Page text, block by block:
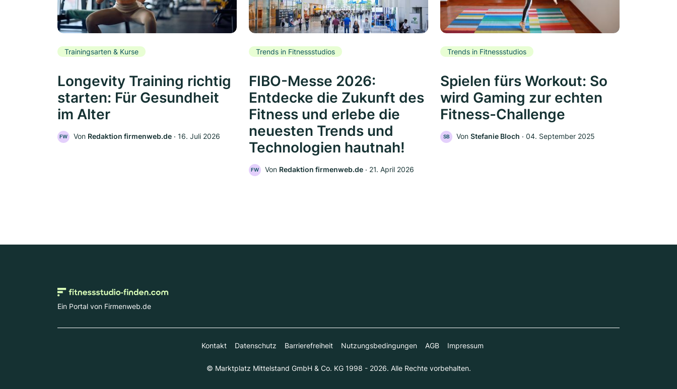
Trainingsarten & Kurse
Longevity Training richtig
starten: Für Gesundheit
im Alter
FW Von Redaktion firmenweb.de ‧ 16. Juli 2026
Trends in Fitnessstudios
FIBO-Messe 2026:
Entdecke die Zukunft des
Fitness und erlebe die
neuesten Trends und
Technologien hautnah!
FW Von Redaktion firmenweb.de ‧ 21. April 2026
Trends in Fitnessstudios
Spielen fürs Workout: So
wird Gaming zur echten
Fitness-Challenge
SB Von Stefanie Bloch ‧ 04. September 2025
Ein Portal von Firmenweb.de
Kontakt Datenschutz Barrierefreiheit Nutzungsbedingungen AGB Impressum
© Marktplatz Mittelstand GmbH & Co. KG 1998 - 2026. Alle Rechte vorbehalten.